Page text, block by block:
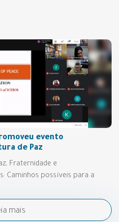
evento
de Paz
Fraternidade e
Caminhos possíveis para a
mais